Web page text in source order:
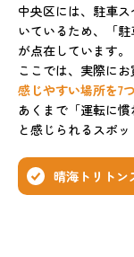
中央区には、駐車
いているため、「
が点在しています。
ここでは、実際に
感じやすい場所を7
あくまで「運転に慣
と感じられるスポ
晴海トリトン